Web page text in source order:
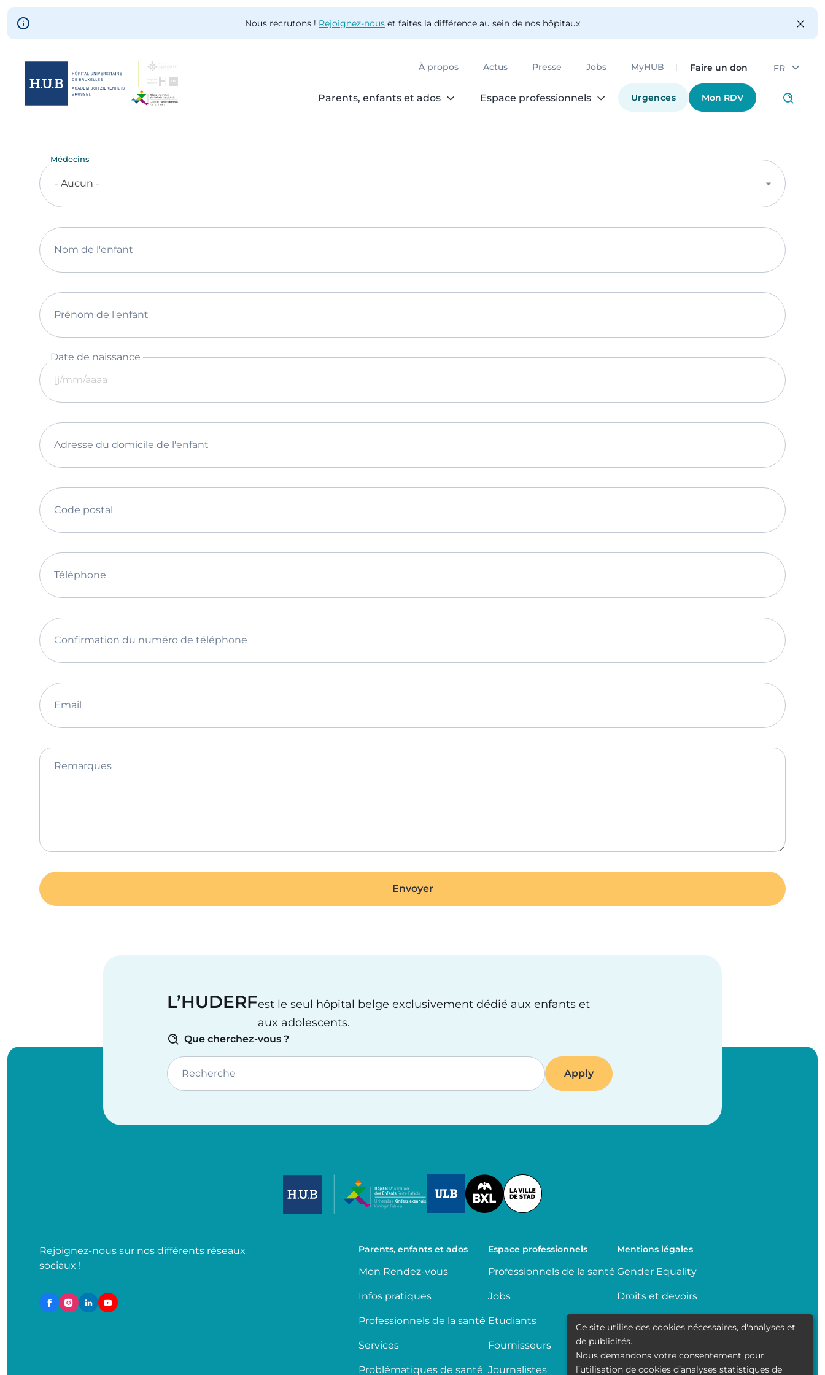
Skip to main content
Nous recrutons ! Rejoignez-nous et faites la différence au sein de nos hôpitaux
À propos Actus Presse Jobs MyHUB Faire un don FR
Parents, enfants et ados Espace professionnels Urgences Mon RDV
Médecins
- Aucun -
Nom de l'enfant
Prénom de l'enfant
Date de naissance
Adresse du domicile de l'enfant
Code postal
Téléphone
Confirmation du numéro de téléphone
Email
Remarques
L’HUDERFest le seul hôpital belge exclusivement dédié aux enfants et
aux adolescents.
Que cherchez-vous ?
Recherche
Image
Rejoignez-nous sur nos différents réseaux
sociaux !
Parents, enfants et ados
Mon Rendez-vous
Infos pratiques
Professionnels de la santé
Services
Problématiques de santé
Espace professionnels
Professionnels de la santé
Jobs
Etudiants
Fournisseurs
Journalistes
Mentions légales
Gender Equality
Droits et devoirs
Partage de données
médicales
Transparence
Ce site utilise des cookies nécessaires, d'analyses et
de publicités.
Nous demandons votre consentement pour
l’utilisation de cookies d’analyses statistiques de